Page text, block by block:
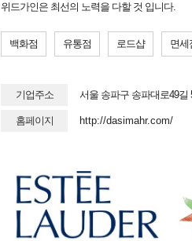
위드가인은 최선의 노력을 다할 것 입니다.
백화점 유통점 로드샵 면세
기업주소 서울 송파구 송파대로49길
홈페이지 http://dasimahr.com/